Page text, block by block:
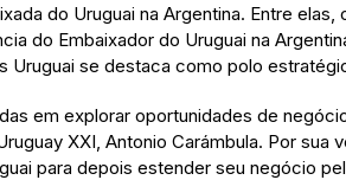
do Uruguai na Argentina. Entre
do Embaixador do Uruguai na
se destaca como polo
em explorar oportunidades de
XXI, Antonio Carámbula. Por sua
para depois estender seu negócio